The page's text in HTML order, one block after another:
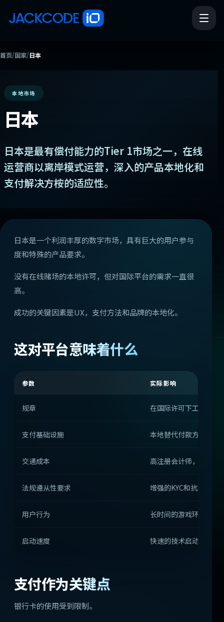
首页/国家/日本
本地市场
日本
日本是最有偿付能力的Tier 1市场之一，在线
运营商以离岸模式运营，深入的产品本地化和
支付解决方桉的适应性。
日本是一个利润丰厚的数字市场，具有巨大的用户参与
度和特殊的产品要求。
没有在线赌场的本地许可，但对国际平台的需求一直很
高。
成功的关键因素是UX，支付方法和品牌的本地化。
这对平台意味着什么
参数 实际影响
规章 在国际许可下工作
支付基础设施 本地替代付款方式
交通成本 高注册会计师，但非常
法规遵从性要求 增强的KYC和抗欺诈性
用户行为 长时间的游戏环节和高
启动速度 快速的技术启动
支付作为关键点
银行卡的使用受到限制。